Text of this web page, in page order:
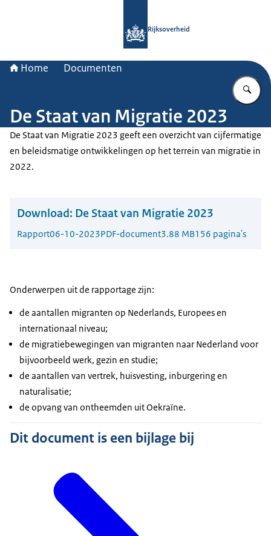
Rijksoverheid
Home Documenten
De Staat van Migratie 2023
De Staat van Migratie 2023 geeft een overzicht van cijfermatige
en beleidsmatige ontwikkelingen op het terrein van migratie in
2022.
Download: De Staat van Migratie 2023
Rapport06-10-2023PDF-document3.88 MB156 pagina's
Onderwerpen uit de rapportage zijn:
de aantallen migranten op Nederlands, Europees en
internationaal niveau;
de migratiebewegingen van migranten naar Nederland voor
bijvoorbeeld werk, gezin en studie;
de aantallen van vertrek, huisvesting, inburgering en
naturalisatie;
de opvang van ontheemden uit Oekraïne.
Dit document is een bijlage bij